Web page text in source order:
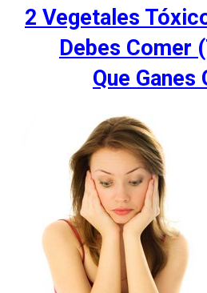
2 Vegetales
Debes Comer
Que Ganes